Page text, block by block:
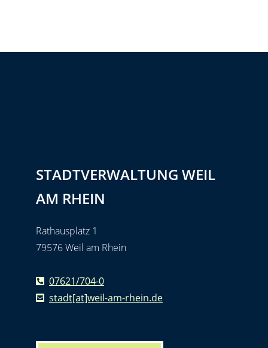
STADTVERWALTUNG WEIL
AM RHEIN
Rathausplatz 1
79576 Weil am Rhein
07621/704-0
stadt[at]weil-am-rhein.de